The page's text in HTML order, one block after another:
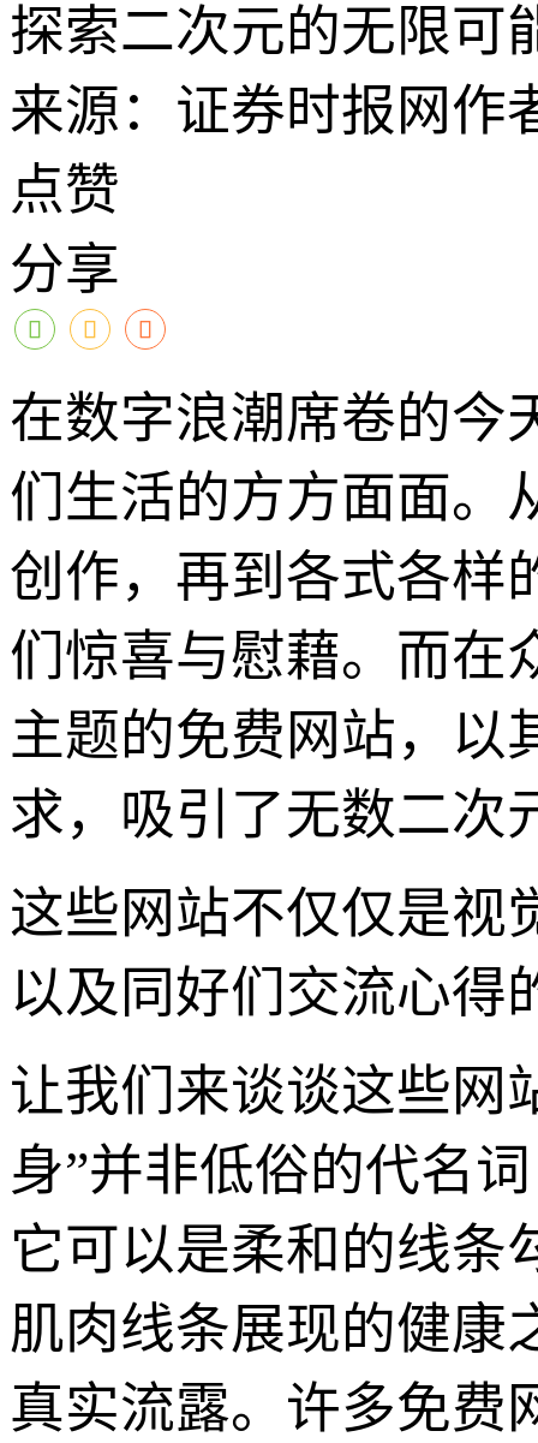
探索二次元的无限可
来源：证券时报网作
点赞
分享
在数字浪潮席卷的今
们生活的方方面面。
创作，再到各式各样
们惊喜与慰藉。而在
主题的免费网站，以
求，吸引了无数二次
这些网站不仅仅是视
以及同好们交流心得
让我们来谈谈这些网
身”并非低俗的代名
它可以是柔和的线条
肌肉线条展现的健康
真实流露。许多免费